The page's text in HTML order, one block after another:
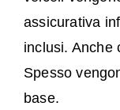
assicurativa
inclusi. Anche
Spesso
base.